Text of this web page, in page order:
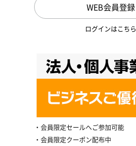
WEB会員登録
ログインはこちら
会員限定セールへご参加可能
会員限定クーポン配布中